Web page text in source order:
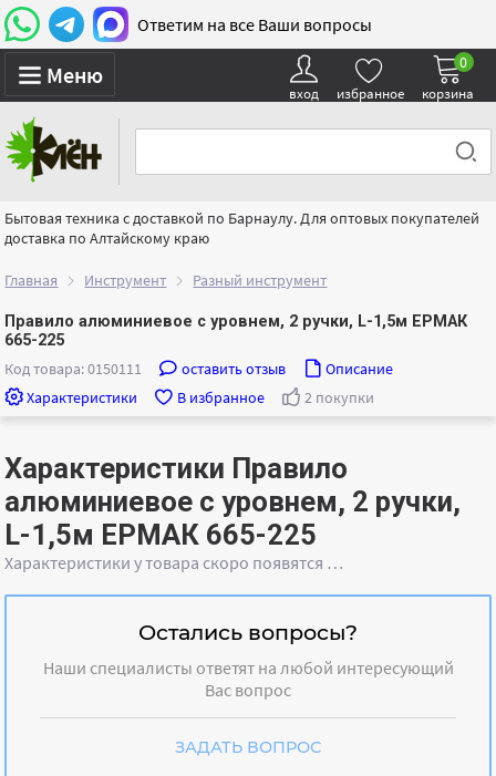
Ответим на все Ваши вопросы
Меню
вход избранное корзина
0
Бытовая техника с доставкой по Барнаулу. Для оптовых покупателей
доставка по Алтайскому краю
Главная Инструмент Разный инструмент
Правило алюминиевое с уровнем, 2 ручки, L-1,5м ЕРМАК
665-225
Код товара: 0150111 оставить отзыв
Описание
Характеристики
В избранное 2 покупки
Характеристики Правило
алюминиевое с уровнем, 2 ручки,
L-1,5м ЕРМАК 665-225
Характеристики у товара скоро появятся …
Остались вопросы?
Наши специалисты ответят на любой интересующий
Вас вопрос
ЗАДАТЬ ВОПРОС